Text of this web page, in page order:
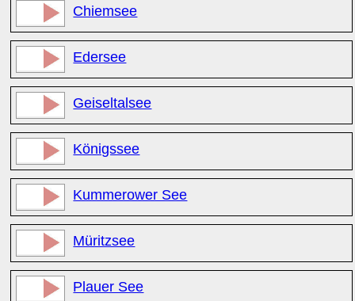
Chiemsee
Edersee
Geiseltalsee
Königssee
Kummerower See
Müritzsee
Plauer See